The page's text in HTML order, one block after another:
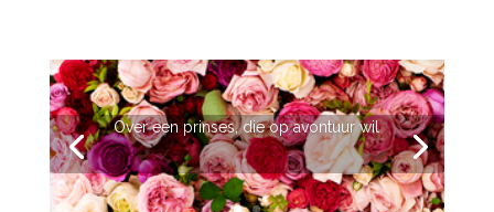
Over een prinses, die op avontuur wil